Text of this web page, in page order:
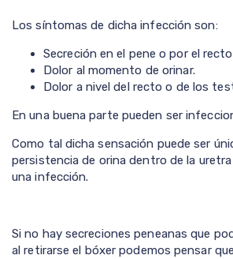
Los síntomas de dicha infección son:
Secreción en el pene o por el
Dolor al momento de orinar.
Dolor a nivel del recto o de los
En una buena parte pueden ser
Como tal dicha sensación puede ser
persistencia de orina dentro de la
una infección.
Si no hay secreciones peneanas que
al retirarse el bóxer podemos pensar